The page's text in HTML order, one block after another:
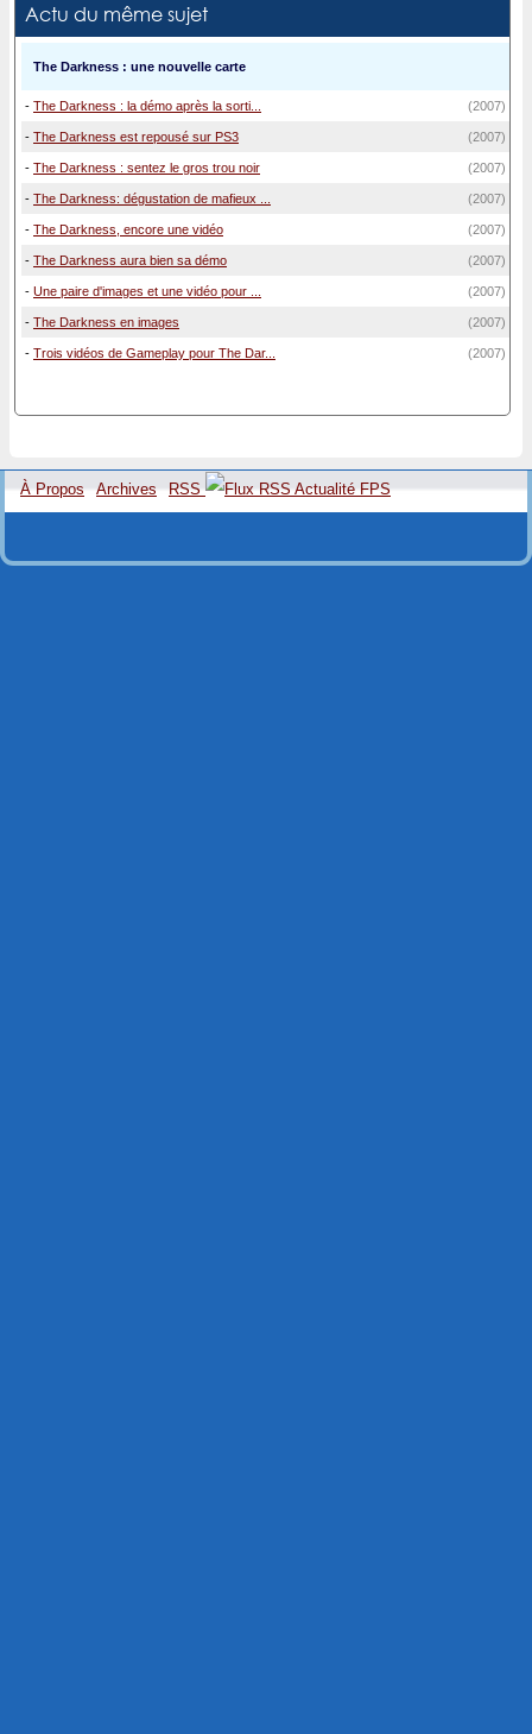
Actu du même sujet
The Darkness : une nouvelle carte
- The Darkness : la démo après la sorti... (2007)
- The Darkness est repousé sur PS3 (2007)
- The Darkness : sentez le gros trou noir (2007)
- The Darkness: dégustation de mafieux ... (2007)
- The Darkness, encore une vidéo (2007)
- The Darkness aura bien sa démo (2007)
- Une paire d'images et une vidéo pour ... (2007)
- The Darkness en images (2007)
- Trois vidéos de Gameplay pour The Dar... (2007)
À Propos Archives RSS